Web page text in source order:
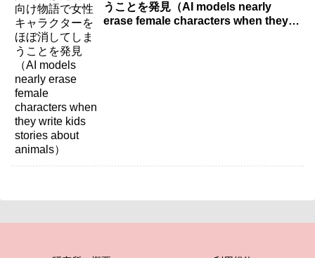
うことを発見（AI models nearly
erase female characters when they